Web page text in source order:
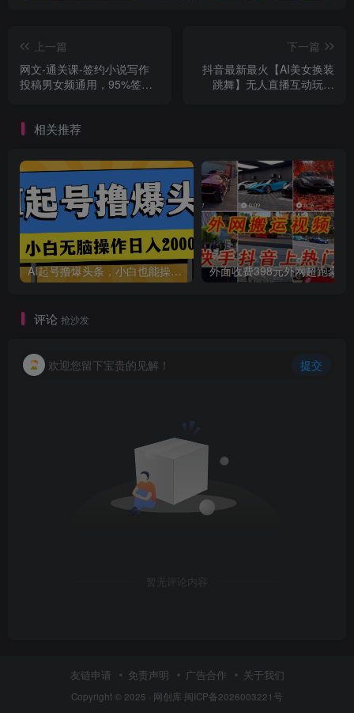
上一篇
网文-通关课-签约小说写作
投稿男女频通用，95%签约
下一篇
抖音最新最火【AI美女换装
跳舞】无人直播互动玩法
相关推荐
AI起号撸爆头条，小白也能操作，日入2000+
评论 抢沙发
欢迎您留下宝贵的见解！ 提交
暂无评论内容
友链申请 免责声明 广告合作 关于我们
Copyright © 2025 · 网创库 闽ICP备2026003221号